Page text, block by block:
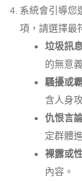
系統會引導您
項，請選擇最
垃圾訊
的無意
騷擾或
含人身
仇恨言
定群體
裸露或
內容。